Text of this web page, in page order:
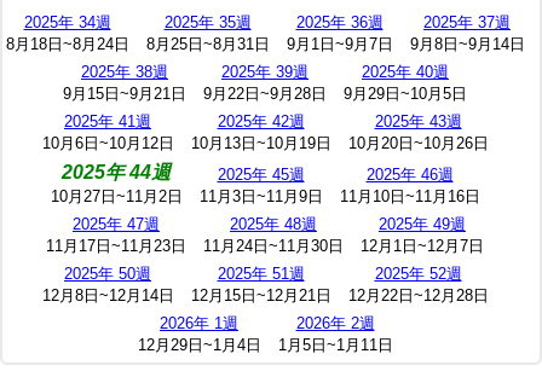
2025年 34週
8月18日~8月24日
2025年 35週
8月25日~8月31日
2025年 36週
9月1日~9月7日
2025年 37週
9月8日~9月14日
2025年 38週
9月15日~9月21日
2025年 39週
9月22日~9月28日
2025年 40週
9月29日~10月5日
2025年 41週
10月6日~10月12日
2025年 42週
10月13日~10月19日
2025年 43週
10月20日~10月26日
2025年 44週
10月27日~11月2日
2025年 45週
11月3日~11月9日
2025年 46週
11月10日~11月16日
2025年 47週
11月17日~11月23日
2025年 48週
11月24日~11月30日
2025年 49週
12月1日~12月7日
2025年 50週
12月8日~12月14日
2025年 51週
12月15日~12月21日
2025年 52週
12月22日~12月28日
2026年 1週
12月29日~1月4日
2026年 2週
1月5日~1月11日